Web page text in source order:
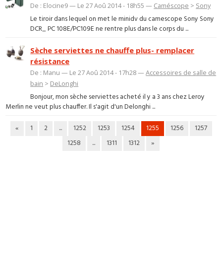
De : Elocine9 — Le 27 Aoû 2014 - 18h55 — Caméscope > Sony
Le tiroir dans lequel on met le minidv du camescope Sony Sony
DCR_ PC 108E/PC109E ne rentre plus dans le corps du ...
Sèche serviettes ne chauffe plus- remplacer
résistance
De : Manu — Le 27 Aoû 2014 - 17h28 —Accessoires de salle de
bain > DeLonghi
Bonjour, mon sèche serviettes acheté il y a 3 ans chez Leroy
Merlin ne veut plus chauffer. Il s'agit d'un Delonghi ...
« 1 2 ... 1252 1253 1254 1255 1256
1257
1258
... 1311 1312 »